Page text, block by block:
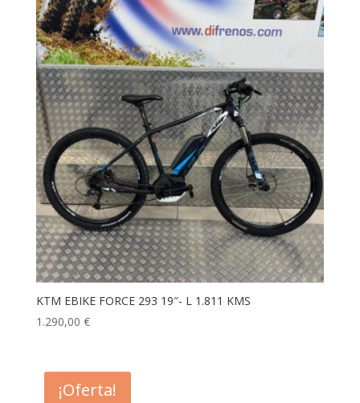
KTM EBIKE FORCE 293 19″- L 1.811 KMS
1.290,00 €
¡Oferta!